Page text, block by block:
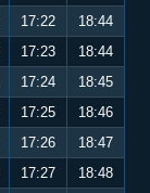
17:22
18:44
17:23
18:44
17:24
18:45
17:25
18:46
17:26
18:47
17:27
18:48